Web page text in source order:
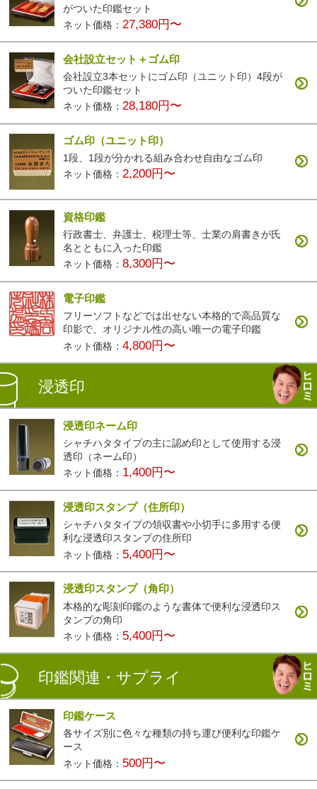
がついた印鑑セット
ネット価格： 27,380円〜
会社設立セット＋ゴム印
会社設立3本セットにゴム印（ユニット印）4段が
ついた印鑑セット
ネット価格： 28,180円〜
ゴム印（ユニット印）
1段、1段が分かれる組み合わせ自由なゴム印
ネット価格：2,200円〜
資格印鑑
行政書士、弁護士、税理士等、士業の肩書きが氏
名とともに入った印鑑
ネット価格：8,300円〜
電子印鑑
フリーソフトなどでは出せない本格的で高品質な
印影で、オリジナル性の高い唯一の電子印鑑
ネット価格：4,800円〜
浸透印
浸透印ネーム印
シャチハタタイプの主に認め印として使用する浸
透印（ネーム印）
ネット価格： 1,400円〜
浸透印スタンプ（住所印）
シャチハタタイプの領収書や小切手に多用する便
利な浸透印スタンプの住所印
ネット価格： 5,400円〜
浸透印スタンプ（角印）
本格的な彫刻印鑑のような書体で便利な浸透印ス
タンプの角印
ネット価格： 5,400円〜
印鑑関連・サプライ
印鑑ケース
各サイズ別に色々な種類の持ち運び便利な印鑑ケ
ース
ネット価格： 500円〜